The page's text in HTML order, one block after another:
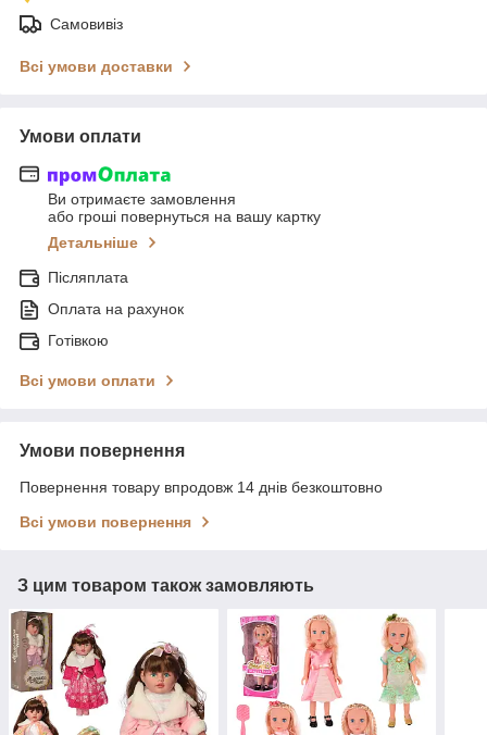
Самовивіз
Всі умови доставки
Умови оплати
Ви отримаєте замовлення
або гроші повернуться на вашу картку
Детальніше
Післяплата
Оплата на рахунок
Готівкою
Всі умови оплати
Умови повернення
Повернення товару впродовж 14 днів безкоштовно
Всі умови повернення
З цим товаром також замовляють